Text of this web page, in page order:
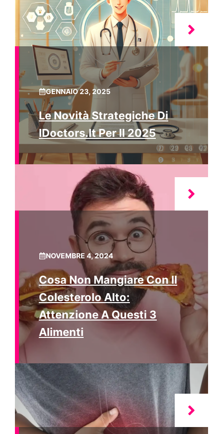
GENNAIO 23, 2025
Le Novità Strategiche Di
IDoctors.it Per Il 2025
NOVEMBRE 4, 2024
Cosa Non Mangiare Con Il
Colesterolo Alto:
Attenzione A Questi 3
Alimenti